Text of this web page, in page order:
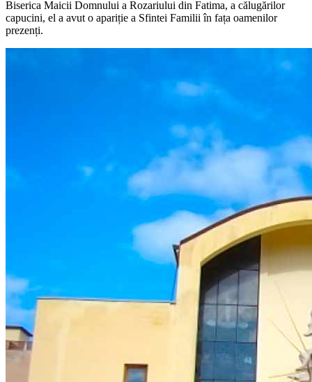
Biserica Maicii Domnului a Rozariului din Fatima, a călugărilor
capucini, el a avut o apariție a Sfintei Familii în fața oamenilor
prezenți.